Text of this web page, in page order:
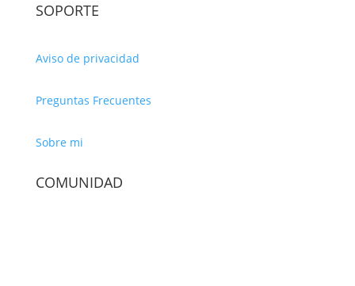
SOPORTE
Aviso de privacidad
Preguntas Frecuentes
Sobre mi
COMUNIDAD